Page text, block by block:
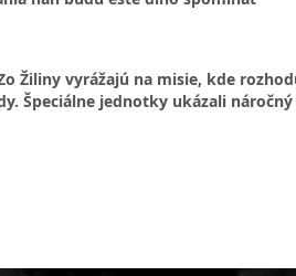
Žiliny vyrážajú na misie, kde
Špeciálne jednotky ukázali